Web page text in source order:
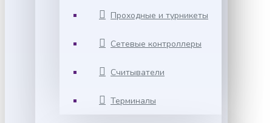
Проходные и турникеты
Сетевые контроллеры
Считыватели
Терминалы